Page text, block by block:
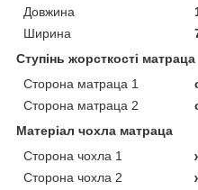
Довжина
Ширина
Ступінь жорсткості матраца
Сторона матраца 1
Сторона матраца 2
Матеріал чохла матраца
Сторона чохла 1
Сторона чохла 2